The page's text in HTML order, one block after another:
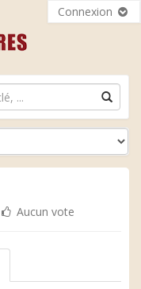
Connexion
Aucun vote